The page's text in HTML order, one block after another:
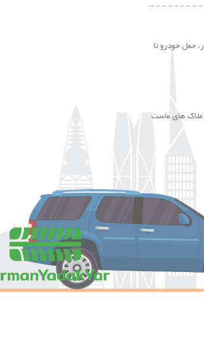
حمل خودرو تا
ملاک های ماست